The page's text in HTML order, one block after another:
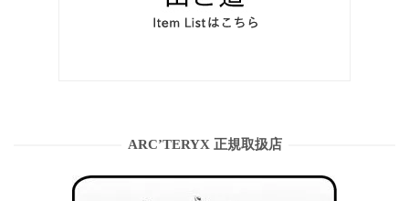
ARC’TERYX 正規取扱店